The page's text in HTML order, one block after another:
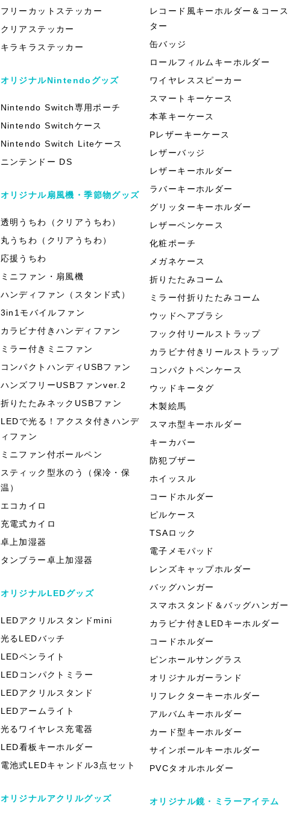
フリーカットステッカー
クリアステッカー
キラキラステッカー
オリジナルNintendoグッズ
Nintendo Switch専用ポーチ
Nintendo Switchケース
Nintendo Switch Liteケース
ニンテンドー DS
オリジナル扇風機・季節物グッズ
透明うちわ（クリアうちわ）
丸うちわ（クリアうちわ）
応援うちわ
ミニファン・扇風機
ハンディファン（スタンド式）
3in1モバイルファン
カラビナ付きハンディファン
ミラー付きミニファン
コンパクトハンディUSBファン
ハンズフリーUSBファンver.2
折りたたみネックUSBファン
LEDで光る！アクスタ付きハンデ
ィファン
ミニファン付ボールペン
スティック型氷のう（保冷・保
温）
エコカイロ
充電式カイロ
卓上加湿器
タンブラー卓上加湿器
オリジナルLEDグッズ
LEDアクリルスタンドmini
光るLEDバッチ
LEDペンライト
LEDコンパクトミラー
LEDアクリルスタンド
LEDアームライト
光るワイヤレス充電器
LED看板キーホルダー
電池式LEDキャンドル3点セット
オリジナルアクリルグッズ
レコード風キーホルダー＆コース
ター
缶バッジ
ロールフィルムキーホルダー
ワイヤレススピーカー
スマートキーケース
本革キーケース
Pレザーキーケース
レザーバッジ
レザーキーホルダー
ラバーキーホルダー
グリッターキーホルダー
レザーペンケース
化粧ポーチ
メガネケース
折りたたみコーム
ミラー付折りたたみコーム
ウッドヘアブラシ
フック付リールストラップ
カラビナ付きリールストラップ
コンパクトペンケース
ウッドキータグ
木製絵馬
スマホ型キーホルダー
キーカバー
防犯ブザー
ホイッスル
コードホルダー
ピルケース
TSAロック
電子メモパッド
レンズキャップホルダー
バッグハンガー
スマホスタンド＆バッグハンガー
カラビナ付きLEDキーホルダー
コードホルダー
ピンホールサングラス
オリジナルガーランド
リフレクターキーホルダー
アルバムキーホルダー
カード型キーホルダー
サインボールキーホルダー
PVCタオルホルダー
オリジナル鏡・ミラーアイテム